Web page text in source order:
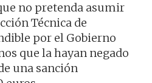
no pretenda asumir
Técnica de
por el Gobierno
que la hayan negado
una sanción